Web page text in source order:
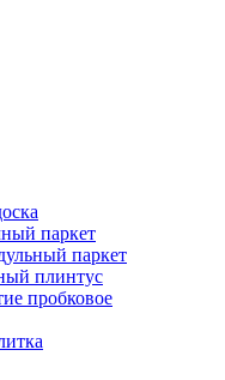
паркет
паркет
плинтус
пробковое